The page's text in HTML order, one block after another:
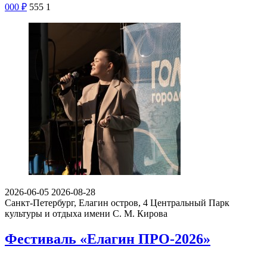
000 ₽ 555 1
2026-06-05 2026-08-28
Санкт-Петербург, Елагин остров, 4 Центральный Парк
культуры и отдыха имени С. М. Кирова
Фестиваль «Елагин ПРО-2026»